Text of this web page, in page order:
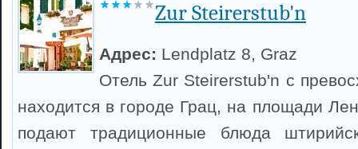
Zur Steirerstub'n
Адрес: Lendplatz 8, Graz
Отель Zur Steirerstub'n с
находится в городе Грац, на площади
подают традиционные блюда